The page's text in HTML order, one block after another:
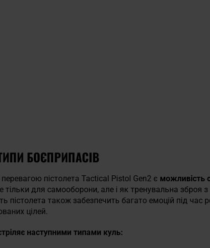
БОЄПРИПАСІВ
пістолета Tactical Pistol Gen2 є можливість
тільки для самооборони, але і як тренувальна
пістолета також забезпечить багато емоцій під
цілей.
наступними типами куль: